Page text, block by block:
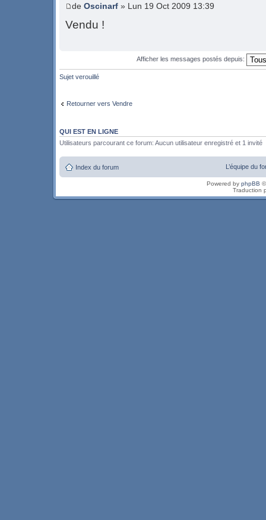
de Oscinarf » Lun 19 Oct 2009 13:39
Vendu !
Afficher les messages postés depuis:
Sujet verouillé
Retourner vers Vendre
QUI EST EN LIGNE
Utilisateurs parcourant ce forum: Aucun utilisateur enregistré et 1 invité
Index du forum L’équipe du
Powered by phpBB
Traduction